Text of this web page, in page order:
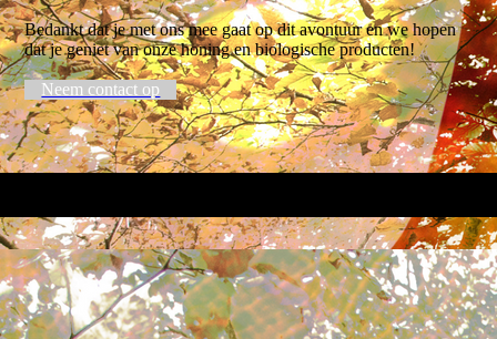
Bedankt dat je met ons mee gaat op dit avontuur en we hopen
dat je geniet van onze honing en biologische producten!
Neem contact op